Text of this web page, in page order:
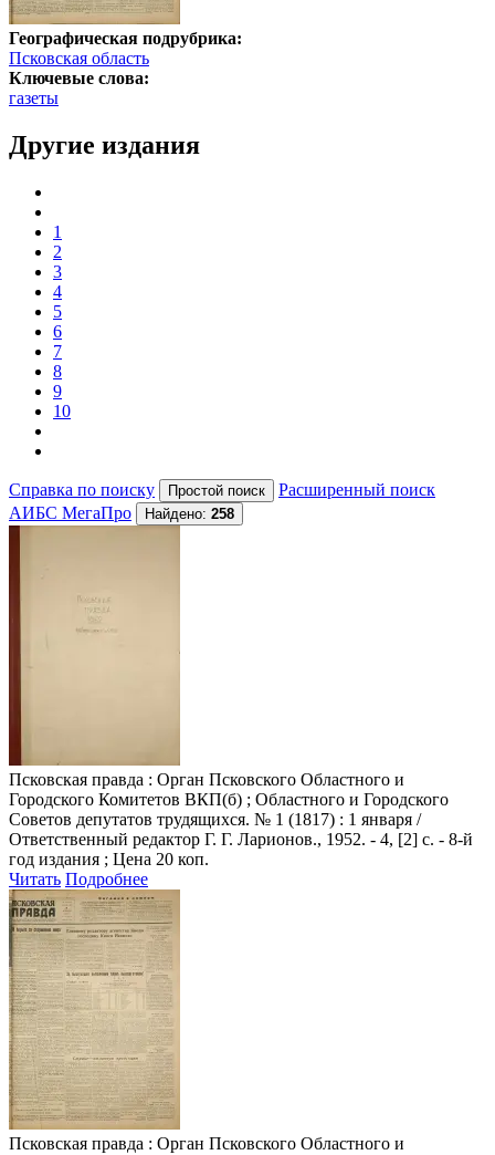
Географическая подрубрика:
Псковская область
Ключевые слова:
газеты
Другие издания
1
2
3
4
5
6
7
8
9
10
Справка по поиску
Расширенный поиск
АИБС МегаПро
Найдено: 258
Псковская правда : Орган Псковского Областного и
Городского Комитетов ВКП(б) ; Областного и Городского
Советов депутатов трудящихся. № 1 (1817) : 1 января /
Ответственный редактор Г. Г. Ларионов., 1952. - 4, [2] с. - 8-й
год издания ; Цена 20 коп.
Читать Подробнее
Псковская правда : Орган Псковского Областного и